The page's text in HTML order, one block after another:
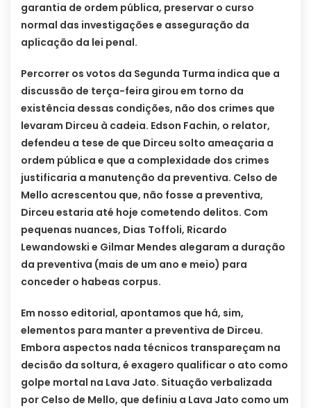
garantia de ordem pública, preservar o curso
normal das investigações e asseguração da
aplicação da lei penal.
Percorrer os votos da Segunda Turma indica que a
discussão de terça-feira girou em torno da
existência dessas condições, não dos crimes que
levaram Dirceu à cadeia. Edson Fachin, o relator,
defendeu a tese de que Dirceu solto ameaçaria a
ordem pública e que a complexidade dos crimes
justificaria a manutenção da preventiva. Celso de
Mello acrescentou que, não fosse a preventiva,
Dirceu estaria até hoje cometendo delitos. Com
pequenas nuances, Dias Toffoli, Ricardo
Lewandowski e Gilmar Mendes alegaram a duração
da preventiva (mais de um ano e meio) para
conceder o habeas corpus.
Em nosso editorial, apontamos que há, sim,
elementos para manter a preventiva de Dirceu.
Embora aspectos nada técnicos transpareçam na
decisão da soltura, é exagero qualificar o ato como
golpe mortal na Lava Jato. Situação verbalizada
por Celso de Mello, que definiu a Lava Jato como um